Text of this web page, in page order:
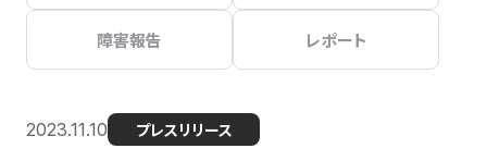
障害報告 レポート
2023.11.10 プレスリリース